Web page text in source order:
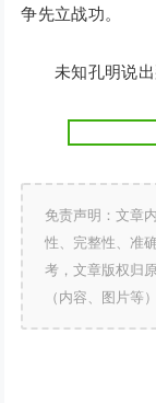
争先立战功。
未知孔明说出
免责声明：文章
性、完整性、准
考，文章版权归
（内容、图片等